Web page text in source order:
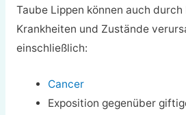
Taube Lippen können auch
Krankheiten und Zustände
einschließlich:
Cancer
Exposition gegenüber